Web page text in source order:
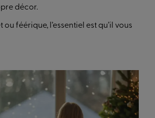
décor.
ou féérique, l’essentiel est qu’il vous